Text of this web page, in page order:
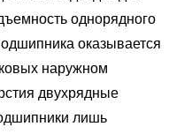
однорядного
оказывается
наружном
двухрядные
лишь